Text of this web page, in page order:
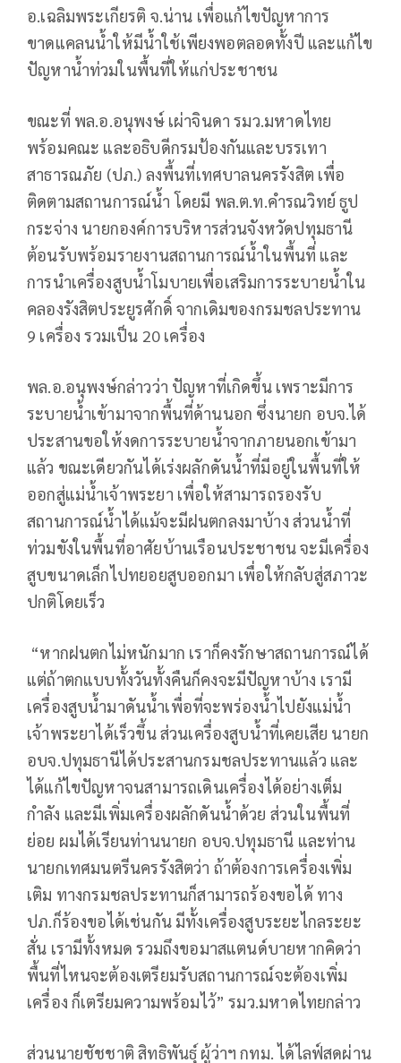
อ.เฉลิมพระเกียรติ จ.น่าน เพื่อแก้ไขปัญหาการ
ขาดแคลนน้ำให้มีน้ำใช้เพียงพอตลอดทั้งปี และแก้ไข
ปัญหาน้ำท่วมในพื้นที่ให้แก่ประชาชน
ขณะที่ พล.อ.อนุพงษ์ เผ่าจินดา รมว.มหาดไทย
พร้อมคณะ และอธิบดีกรมป้องกันและบรรเทา
สาธารณภัย (ปภ.) ลงพื้นที่เทศบาลนครรังสิต เพื่อ
ติดตามสถานการณ์น้ำ โดยมี พล.ต.ท.คำรณวิทย์ ธูป
กระจ่าง นายกองค์การบริหารส่วนจังหวัดปทุมธานี
ต้อนรับพร้อมรายงานสถานการณ์น้ำในพื้นที่ และ
การนำเครื่องสูบน้ำโมบายเพื่อเสริมการระบายน้ำใน
คลองรังสิตประยูรศักดิ์ จากเดิมของกรมชลประทาน
9 เครื่อง รวมเป็น 20 เครื่อง
พล.อ.อนุพงษ์กล่าวว่า ปัญหาที่เกิดขึ้น เพราะมีการ
ระบายน้ำเข้ามาจากพื้นที่ด้านนอก ซึ่งนายก อบจ.ได้
ประสานขอให้งดการระบายน้ำจากภายนอกเข้ามา
แล้ว ขณะเดียวกันได้เร่งผลักดันน้ำที่มีอยู่ในพื้นที่ให้
ออกสู่แม่น้ำเจ้าพระยา เพื่อให้สามารถรองรับ
สถานการณ์น้ำได้แม้จะมีฝนตกลงมาบ้าง ส่วนน้ำที่
ท่วมขังในพื้นที่อาศัยบ้านเรือนประชาชน จะมีเครื่อง
สูบขนาดเล็กไปทยอยสูบออกมา เพื่อให้กลับสู่สภาวะ
ปกติโดยเร็ว
“หากฝนตกไม่หนักมาก เราก็คงรักษาสถานการณ์ได้
แต่ถ้าตกแบบทั้งวันทั้งคืนก็คงจะมีปัญหาบ้าง เรามี
เครื่องสูบน้ำมาดันน้ำเพื่อที่จะพร่องน้ำไปยังแม่น้ำ
เจ้าพระยาได้เร็วขึ้น ส่วนเครื่องสูบน้ำที่เคยเสีย นายก
อบจ.ปทุมธานีได้ประสานกรมชลประทานแล้ว และ
ได้แก้ไขปัญหาจนสามารถเดินเครื่องได้อย่างเต็ม
กำลัง และมีเพิ่มเครื่องผลักดันน้ำด้วย ส่วนในพื้นที่
ย่อย ผมได้เรียนท่านนายก อบจ.ปทุมธานี และท่าน
นายกเทศมนตรีนครรังสิตว่า ถ้าต้องการเครื่องเพิ่ม
เติม ทางกรมชลประทานก็สามารถร้องขอได้ ทาง
ปภ.ก็ร้องขอได้เช่นกัน มีทั้งเครื่องสูบระยะไกลระยะ
สั่น เรามีทั้งหมด รวมถึงขอมาสแตนด์บายหากคิดว่า
พื้นที่ไหนจะต้องเตรียมรับสถานการณ์จะต้องเพิ่ม
เครื่อง ก็เตรียมความพร้อมไว้” รมว.มหาดไทยกล่าว
ส่วนนายชัชชาติ สิทธิพันธุ์ ผู้ว่าฯ กทม. ได้ไลฟ์สดผ่าน